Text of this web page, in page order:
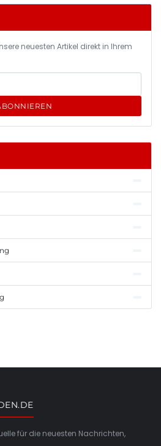
neuesten Artikel direkt in Ihrem
für die neuesten Nachrichten,